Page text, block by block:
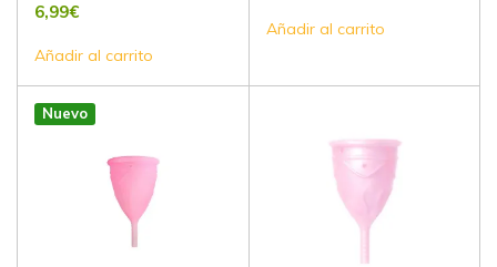
6,99€
Añadir al carrito
Añadir al carrito
Nuevo